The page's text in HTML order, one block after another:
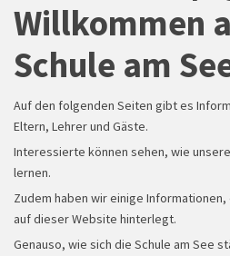
Projekttag
Willkommen
Schule am
Auf den folgenden Seiten gibt es
Eltern, Lehrer und Gäste.
Interessierte können sehen, wie
lernen.
Zudem haben wir einige
auf dieser Website hinterlegt.
Genauso, wie sich die Schule am See